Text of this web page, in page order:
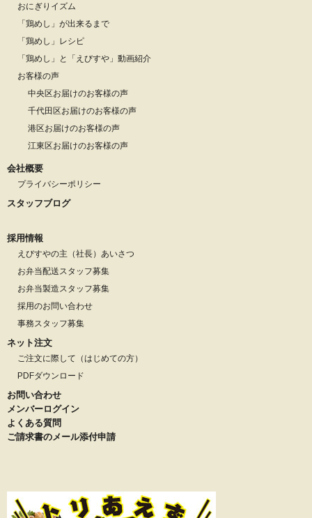
おにぎりイズム
「鶏めし」が出来るまで
「鶏めし」レシピ
「鶏めし」と「えびすや」動画紹介
お客様の声
中央区お届けのお客様の声
千代田区お届けのお客様の声
港区お届けのお客様の声
江東区お届けのお客様の声
会社概要
プライバシーポリシー
スタッフブログ
採用情報
えびすやの主（社長）あいさつ
お弁当配送スタッフ募集
お弁当製造スタッフ募集
採用のお問い合わせ
事務スタッフ募集
ネット注文
ご注文に際して（はじめての方）
PDFダウンロード
お問い合わせ
メンバーログイン
よくある質問
ご請求書のメール添付申請